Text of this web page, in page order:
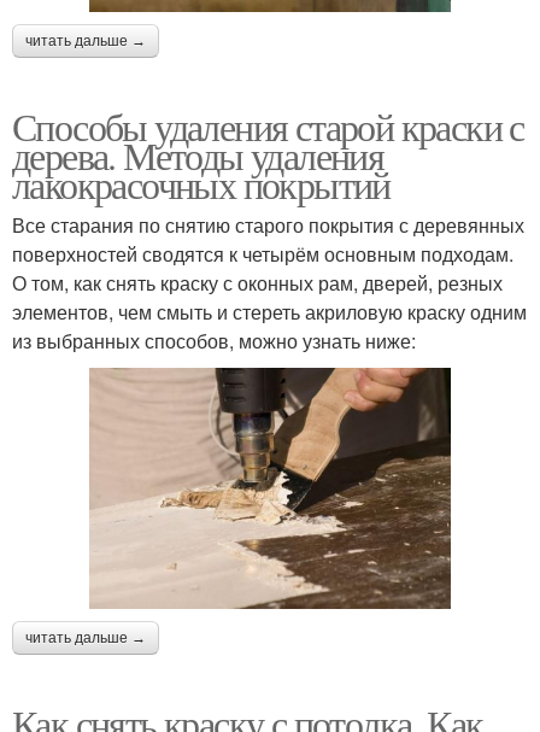
читать дальше →
Способы удаления старой краски с
дерева. Методы удаления
лакокрасочных покрытий
Все старания по снятию старого покрытия с деревянных
поверхностей сводятся к четырём основным подходам.
О том, как снять краску с оконных рам, дверей, резных
элементов, чем смыть и стереть акриловую краску одним
из выбранных способов, можно узнать ниже:
читать дальше →